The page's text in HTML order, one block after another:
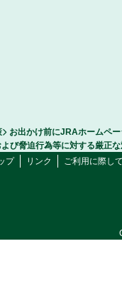
お出かけ前にJRAホームペ
び脅迫行為等に対する厳正
プ リンク ご利用に際し